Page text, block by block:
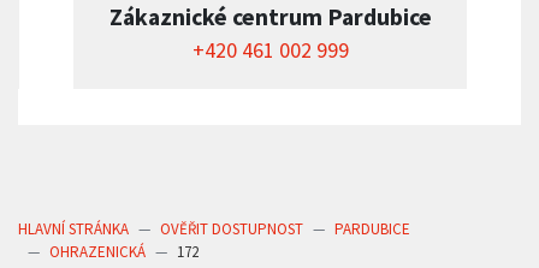
Zákaznické centrum Pardubice
+420 461 002 999
HLAVNÍ STRÁNKA OVĚŘIT DOSTUPNOST
PARDUBICE
OHRAZENICKÁ
172